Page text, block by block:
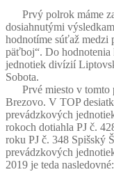
Prvý polrok máme za
dosiahnutými
hodnotíme súťaž medzi
päťboj“. Do hodnotenia
jednotiek divízií
Sobota.
Prvé miesto v tomto
Brezovo. V TOP
prevádzkových
rokoch dotiahla PJ č.
roku PJ č. 348 Spišský
prevádzkových
2019 je teda nasledovné: